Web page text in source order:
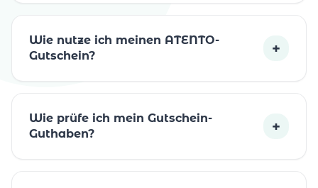
Wie nutze ich meinen ATENTO-
Gutschein?
+
Wie prüfe ich mein Gutschein-
Guthaben?
+